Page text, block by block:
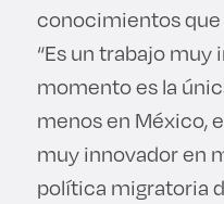
conocimientos que
“Es un trabajo muy
momento es la
menos en México,
muy innovador en
política migratoria